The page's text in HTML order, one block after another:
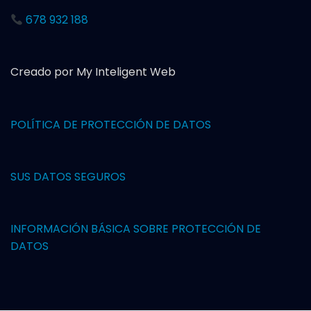
678 932 188
Creado por My Inteligent Web
POLÍTICA DE PROTECCIÓN DE DATOS
SUS DATOS SEGUROS
INFORMACIÓN BÁSICA SOBRE PROTECCIÓN DE
DATOS